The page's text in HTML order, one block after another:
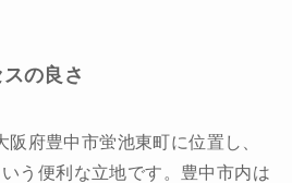
の良さ
府豊中市蛍池東町に位置し、
う便利な立地です。豊中市内は